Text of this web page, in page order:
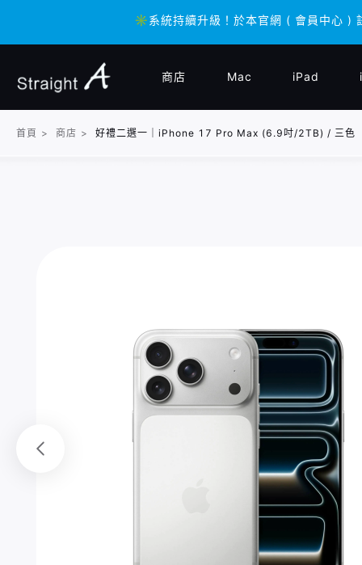
✳️系統持續升級！於本官網 ( 會員中心 )
✳️系統持續升級！於本官網 ( 會員中心 )
商店 Mac iPad
首頁 > 商店 > 好禮二選一｜iPhone 17 Pro Max (6.9吋/2TB) / 三色